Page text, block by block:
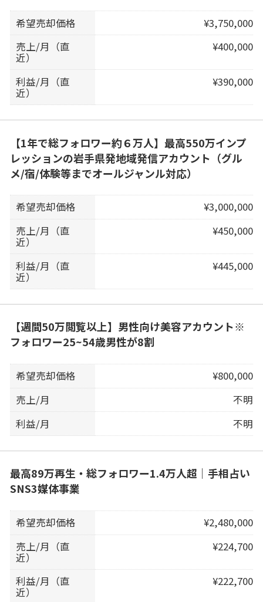
希望売却価格
¥3,750,000
売上/月（直
近）
¥400,000
利益/月（直
近）
¥390,000
【1年で総フォロワー約６万人】最高550万インプ
レッションの岩手県発地域発信アカウント（グル
メ/宿/体験等までオールジャンル対応）
希望売却価格
¥3,000,000
売上/月（直
近）
¥450,000
利益/月（直
近）
¥445,000
【週間50万閲覧以上】男性向け美容アカウント※
フォロワー25~54歳男性が8割
希望売却価格
¥800,000
売上/月
不明
利益/月
不明
最高89万再生・総フォロワー1.4万人超｜手相占い
SNS3媒体事業
希望売却価格
¥2,480,000
売上/月（直
近）
¥224,700
利益/月（直
近）
¥222,700